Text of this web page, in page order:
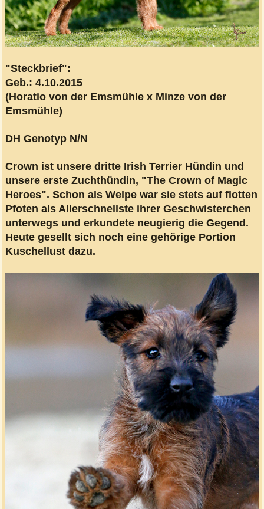
"Steckbrief":
Geb.: 4.10.2015
(Horatio von der Emsmühle x Minze von der
Emsmühle)
DH Genotyp N/N
Crown ist unsere dritte Irish Terrier Hündin und
unsere erste Zuchthündin, "The Crown of Magic
Heroes". Schon als Welpe war sie stets auf flotten
Pfoten als Allerschnellste ihrer Geschwisterchen
unterwegs und erkundete neugierig die Gegend.
Heute gesellt sich noch eine gehörige Portion
Kuschellust dazu.